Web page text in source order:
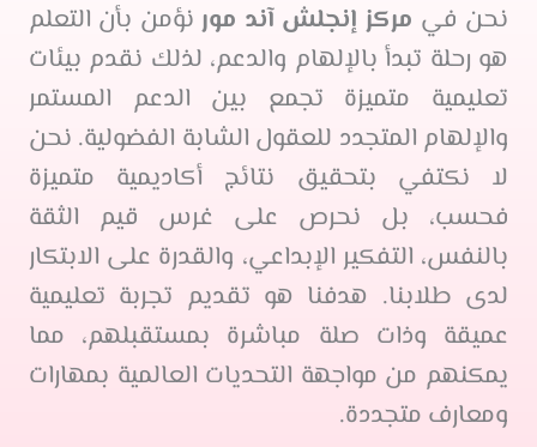
نحن في مركز إنجلش آند مور نؤمن بأن التعلم
هو رحلة تبدأ بالإلهام والدعم، لذلك نقدم بيئات
تعليمية متميزة تجمع بين الدعم المستمر
والإلهام المتجدد للعقول الشابة الفضولية. نحن
لا نكتفي بتحقيق نتائج أكاديمية متميزة
فحسب، بل نحرص على غرس قيم الثقة
بالنفس، التفكير الإبداعي، والقدرة على الابتكار
لدى طلابنا. هدفنا هو تقديم تجربة تعليمية
عميقة وذات صلة مباشرة بمستقبلهم، مما
يمكنهم من مواجهة التحديات العالمية بمهارات
ومعارف متجددة.